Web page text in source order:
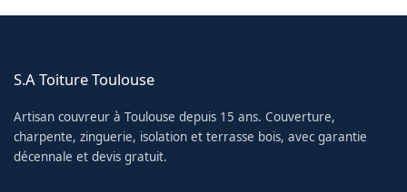
S.A Toiture Toulouse
Artisan couvreur à Toulouse depuis 15 ans. Couverture,
charpente, zinguerie, isolation et terrasse bois, avec garantie
décennale et devis gratuit.